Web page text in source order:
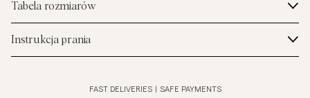
Tabela rozmiarów
Instrukcja prania
FAST DELIVERIES SAFE PAYMENTS